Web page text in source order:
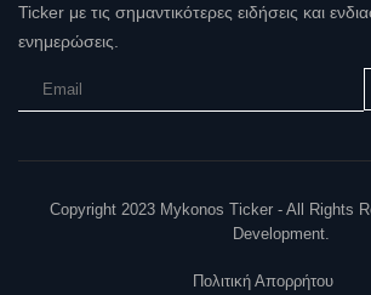
Ticker με τις σημαντικότερες ειδήσεις και
ενημερώσεις.
Copyright 2023 Mykonos Ticker - All Rights
Development.
Πολιτική Απορρήτου